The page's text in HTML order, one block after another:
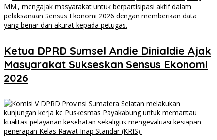
Ketua DPRD Sumsel Andie Dinialdie Ajak
Masyarakat Sukseskan Sensus Ekonomi
2026